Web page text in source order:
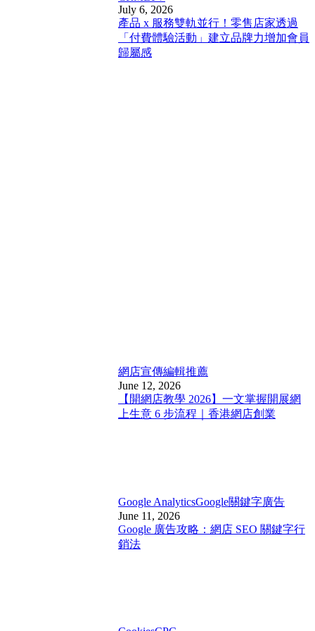
July 6, 2026
產品 x 服務雙軌並行！零售店家透過
「付費體驗活動」建立品牌力增加會員
歸屬感
網店宣傳編輯推薦
June 12, 2026
【開網店教學 2026】一文掌握開展網
上生意 6 步流程｜香港網店創業
Google AnalyticsGoogle關鍵字廣告
June 11, 2026
Google 廣告攻略：網店 SEO 關鍵字行
銷法